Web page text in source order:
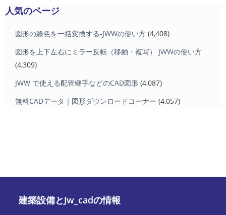
人気のページ
図形の線色を一括変換する-JWWの使い方 (4,408)
図形を上下左右にミラー反転（移動・複写） JWWの使い方
(4,309)
JWW で使える配管継手などのCAD図形 (4,087)
無料CADデータ｜図形ダウンロードコーナー (4,057)
建築設備とJw_cadの情報